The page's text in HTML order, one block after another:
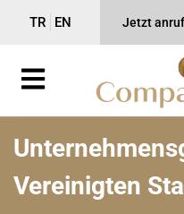
TR EN Jetzt
Vereinigten